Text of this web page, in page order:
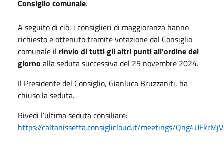
Consiglio comunale.
A seguito di ciò, i consiglieri di maggioranza hanno
richiesto e ottenuto tramite votazione dal Consiglio
comunale il rinvio di tutti gli altri punti all’ordine del
giorno alla seduta successiva del 25 novembre 2024.
Il Presidente del Consiglio, Gianluca Bruzzaniti, ha
chiuso la seduta.
Rivedi l’ultima seduta consiliare:
https://caltanissetta.consiglicloud.it/meetings/